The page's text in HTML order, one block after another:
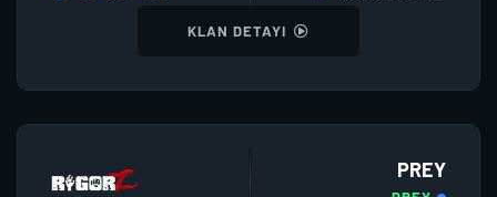
KLAN DETAYI
PREY